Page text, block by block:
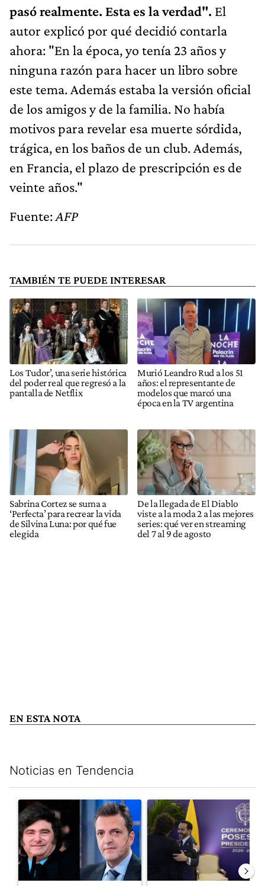
pasó realmente. Esta es la verdad". El
autor explicó por qué decidió contarla
ahora: "En la época, yo tenía 23 años y
ninguna razón para hacer un libro sobre
este tema. Además estaba la versión oficial
de los amigos y de la familia. No había
motivos para revelar esa muerte sórdida,
trágica, en los baños de un club. Además,
en Francia, el plazo de prescripción es de
veinte años."
Fuente:AFP
TAMBIÉN TE PUEDE INTERESAR
Los Tudor’, una serie histórica
del poder real que regresó a la
pantalla de Netflix
Murió Leandro Rud a los 51
años: el representante de
modelos que marcó una
época en la TV argentina
Sabrina Cortez se suma a
‘Perfecta’ para recrear la vida
de Silvina Luna: por qué fue
elegida
De la llegada de El Diablo
viste a la moda 2 a las mejores
series: qué ver en streaming
del 7 al 9 de agosto
EN ESTA NOTA
Noticias en Tendencia
Un artículo de tendencia con el título "Los gobernadores
Un artículo de tendencia con